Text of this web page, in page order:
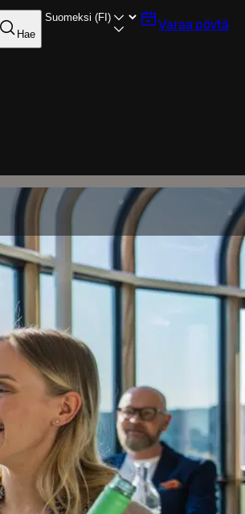
Hae
Varaa pöytä